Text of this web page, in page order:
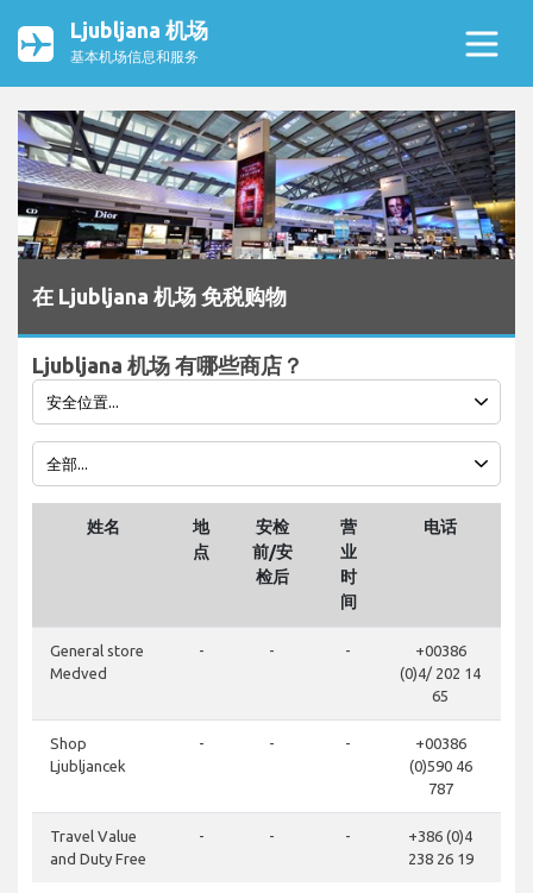
Ljubljana 机场
基本机场信息和服务
在 Ljubljana 机场 免税购物
Ljubljana 机场 有哪些商店？
姓名
地
点
安检
前/安
检后
营
业
时
间
电话
General store
Medved
- - -
+00386
(0)4/ 202 14
65
Shop
Ljubljancek
- - -
+00386
(0)590 46
787
Travel Value
and Duty Free
- - -
+386 (0)4
238 26 19